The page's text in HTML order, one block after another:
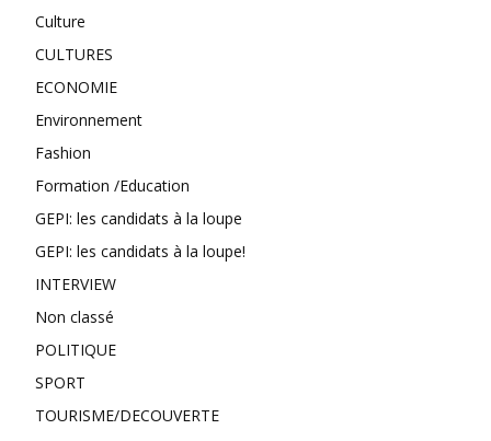
Culture
CULTURES
ECONOMIE
Environnement
Fashion
Formation /Education
GEPI: les candidats à la loupe
GEPI: les candidats à la loupe!
INTERVIEW
Non classé
POLITIQUE
SPORT
TOURISME/DECOUVERTE